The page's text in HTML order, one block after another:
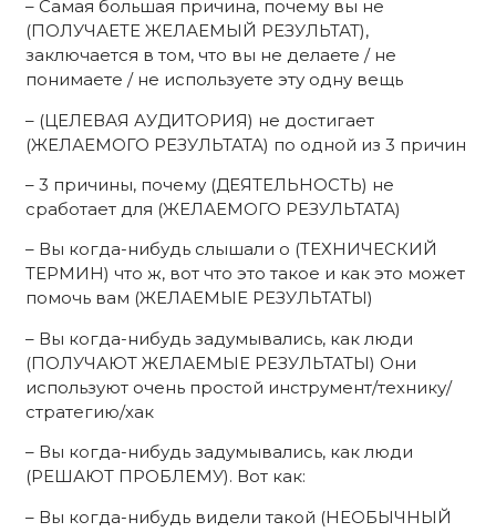
– Самая большая причина, почему вы не
(ПОЛУЧАЕТЕ ЖЕЛАЕМЫЙ РЕЗУЛЬТАТ),
заключается в том, что вы не делаете / не
понимаете / не используете эту одну вещь
– (ЦЕЛЕВАЯ АУДИТОРИЯ) не достигает
(ЖЕЛАЕМОГО РЕЗУЛЬТАТА) по одной из 3 причин
– 3 причины, почему (ДЕЯТЕЛЬНОСТЬ) не
сработает для (ЖЕЛАЕМОГО РЕЗУЛЬТАТА)
– Вы когда-нибудь слышали о (ТЕХНИЧЕСКИЙ
ТЕРМИН) что ж, вот что это такое и как это может
помочь вам (ЖЕЛАЕМЫЕ РЕЗУЛЬТАТЫ)
– Вы когда-нибудь задумывались, как люди
(ПОЛУЧАЮТ ЖЕЛАЕМЫЕ РЕЗУЛЬТАТЫ) Они
используют очень простой инструмент/технику/
стратегию/хак
– Вы когда-нибудь задумывались, как люди
(РЕШАЮТ ПРОБЛЕМУ). Вот как:
– Вы когда-нибудь видели такой (НЕОБЫЧНЫЙ